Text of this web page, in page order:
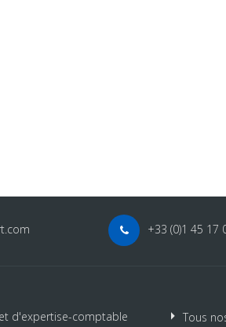
+33 (0)1 45 17
d'expertise-comptable
Tous